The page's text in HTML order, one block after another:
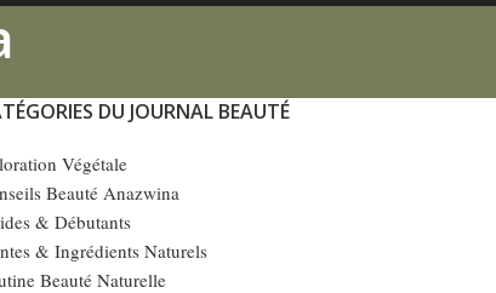
DU JOURNAL BEAUTÉ
Végétale
Beauté Anazwina
& Débutants
& Ingrédients Naturels
Beauté Naturelle